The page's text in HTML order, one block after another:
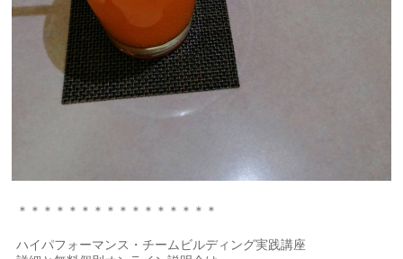
＊＊＊＊＊＊＊＊＊＊＊＊＊＊＊＊
ハイパフォーマンス・チームビルディング実践講座